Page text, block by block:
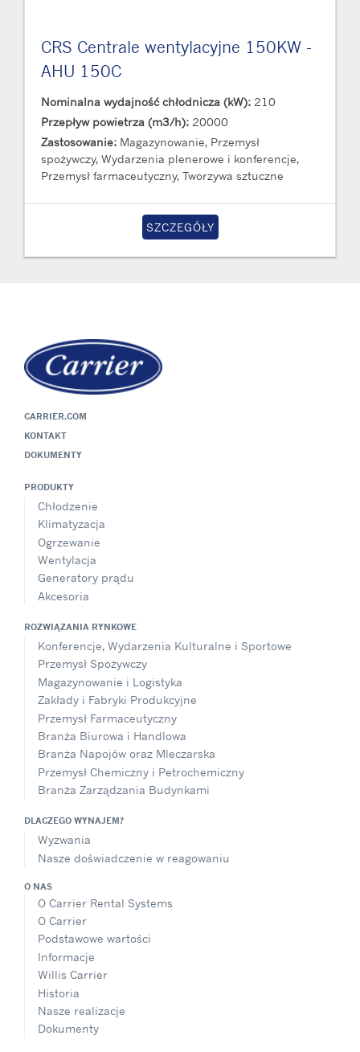
CRS Centrale wentylacyjne 150KW -
AHU 150C
Nominalna wydajność chłodnicza (kW): 210
Przepływ powietrza (m3/h): 20000
Zastosowanie: Magazynowanie, Przemysł
spożywczy, Wydarzenia plenerowe i konferencje,
Przemysł farmaceutyczny, Tworzywa sztuczne
SZCZEGÓŁY
CARRIER.COM
KONTAKT
DOKUMENTY
PRODUKTY
Chłodzenie
Klimatyzacja
Ogrzewanie
Wentylacja
Generatory prądu
Akcesoria
ROZWIĄZANIA RYNKOWE
Konferencje, Wydarzenia Kulturalne i Sportowe
Przemysł Spożywczy
Magazynowanie i Logistyka
Zakłady i Fabryki Produkcyjne
Przemysł Farmaceutyczny
Branża Biurowa i Handlowa
Branża Napojów oraz Mleczarska
Przemysł Chemiczny i Petrochemiczny
Branża Zarządzania Budynkami
DLACZEGO WYNAJEM?
Wyzwania
Nasze doświadczenie w reagowaniu
O NAS
O Carrier Rental Systems
O Carrier
Podstawowe wartości
Informacje
Willis Carrier
Historia
Nasze realizacje
Dokumenty